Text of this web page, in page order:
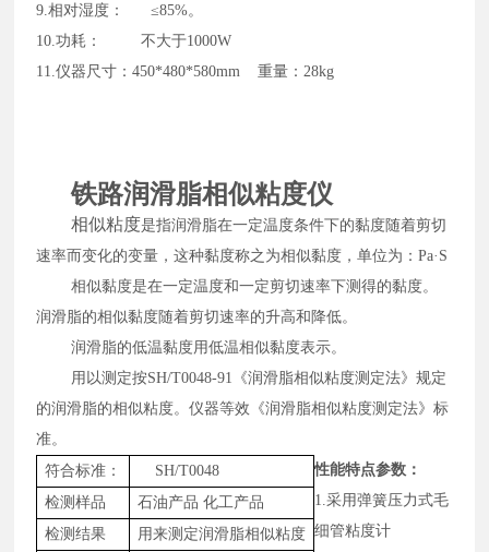
9.相对湿度：
≤85%。
10.功耗：
不大于1000W
11.仪器尺寸：450*480*580mm 重量：28kg
铁路润滑脂相似粘度仪
相似粘度是指润滑脂在一定温度条件下的黏度随着剪切
速率而变化的变量，这种黏度称之为相似黏度，单位为：Pa· S
相似黏度是在一定温度和一定剪切速率下测得的黏度。
润滑脂的相似黏度随着剪切速率的升高和降低。
润滑脂的低温黏度用低温相似黏度表示。
用以测定按SH/T0048-91《润滑脂相似粘度测定法》规定
的润滑脂的相似粘度。仪器等效《润滑脂相似粘度测定法》标
准。
符合标准：
SH/T0048
检测样品
石油产品 化工产品
检测结果
用来测定润滑脂相似粘度
性能特点参数 ：
1.采用弹簧压力式毛
细管粘度计